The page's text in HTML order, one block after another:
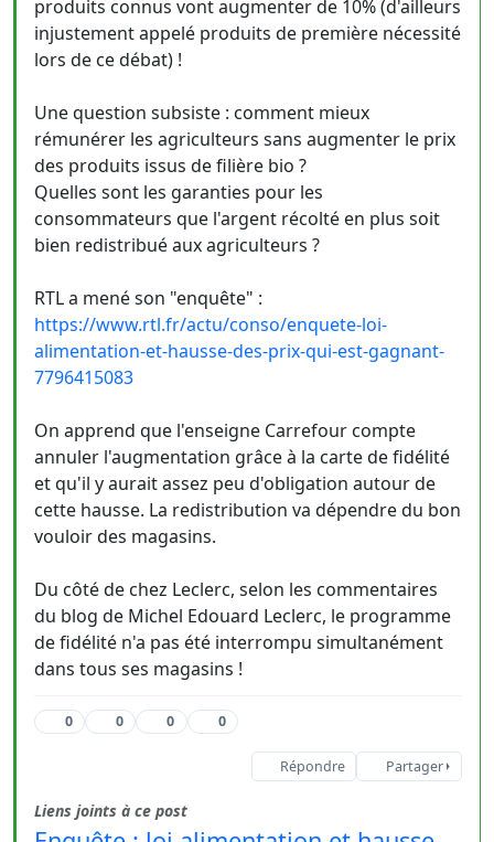
produits connus vont augmenter de 10% (d'ailleurs
injustement appelé produits de première nécessité
lors de ce débat) !
Une question subsiste : comment mieux
rémunérer les agriculteurs sans augmenter le prix
des produits issus de filière bio ?
Quelles sont les garanties pour les
consommateurs que l'argent récolté en plus soit
bien redistribué aux agriculteurs ?
RTL a mené son "enquête" :
https://www.rtl.fr/actu/conso/enquete-loi-
alimentation-et-hausse-des-prix-qui-est-gagnant-
7796415083
On apprend que l'enseigne Carrefour compte
annuler l'augmentation grâce à la carte de fidélité
et qu'il y aurait assez peu d'obligation autour de
cette hausse. La redistribution va dépendre du bon
vouloir des magasins.
Du côté de chez Leclerc, selon les commentaires
du blog de Michel Edouard Leclerc, le programme
de fidélité n'a pas été interrompu simultanément
dans tous ses magasins !
0 0 0 0
Répondre Partager
Liens joints à ce post